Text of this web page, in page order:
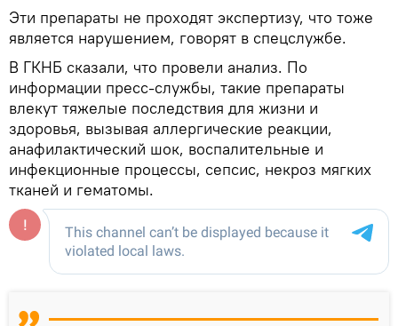
Эти препараты не проходят экспертизу, что тоже
является нарушением, говорят в спецслужбе.
В ГКНБ сказали, что провели анализ. По
информации пресс-службы, такие препараты
влекут тяжелые последствия для жизни и
здоровья, вызывая аллергические реакции,
анафилактический шок, воспалительные и
инфекционные процессы, сепсис, некроз мягких
тканей и гематомы.